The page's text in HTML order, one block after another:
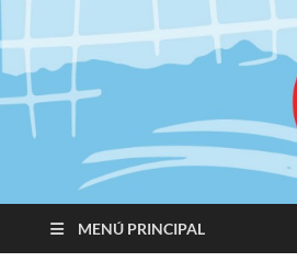
MENÚ PRINCIPAL